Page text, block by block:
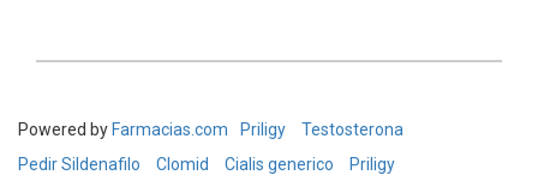
Powered by Farmacias.com Priligy
Testosterona
Pedir Sildenafilo
Clomid Cialis generico
Priligy